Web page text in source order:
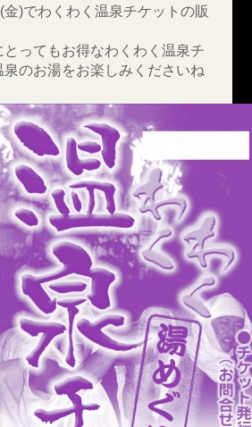
)でわくわく温泉チケットの販
ってもお得なわくわく温泉チ
のお湯をお楽しみくださいね